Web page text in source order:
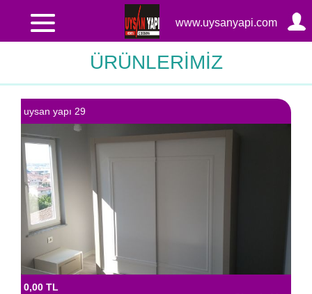
www.uysanyapi.com
ÜRÜNLERİMİZ
uysan yapı 29
0,00 TL